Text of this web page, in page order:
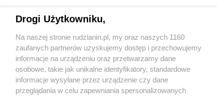
Wydawca mediów lokalnych
Drogi Użytkowniku,
Na naszej stronie rudzianin.pl, my oraz naszych 1160
zaufanych partnerów uzyskujemy dostęp i przechowujemy
informacje na urządzeniu oraz przetwarzamy dane
osobowe, takie jak unikalne identyfikatory, standardowe
informacje wysyłane przez urządzenie czy dane
przeglądania w celu zapewniania spersonalizowanych